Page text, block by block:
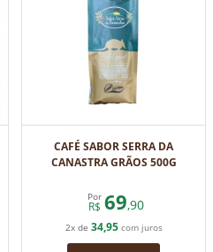
CAFÉ SABOR SERRA DA
CANASTRA GRÃOS 500G
Por
R$ 69,90
2x de 34,95com juros